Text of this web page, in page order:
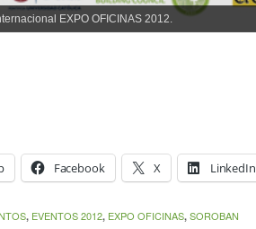
EXPO OFICINAS 2012.
Facebook X LinkedIn
, EVENTOS 2012, EXPO OFICINAS,SOROBAN